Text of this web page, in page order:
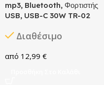
mp3, Bluetooth, Φορτιστής
USB, USB-C 30W TR-02
Διαθέσιμο
12,99 €